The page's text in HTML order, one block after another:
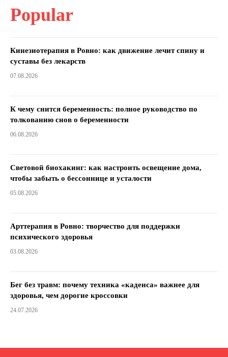
Popular
Кинезиотерапия в Ровно: как движение лечит спину и
суставы без лекарств
07.08.2026
К чему снится беременность: полное руководство по
толкованию снов о беременности
06.08.2026
Световой биохакинг: как настроить освещение дома,
чтобы забыть о бессоннице и усталости
05.08.2026
Арттерапия в Ровно: творчество для поддержки
психического здоровья
03.08.2026
Бег без травм: почему техника «каденса» важнее для
здоровья, чем дорогие кроссовки
24.07.2026